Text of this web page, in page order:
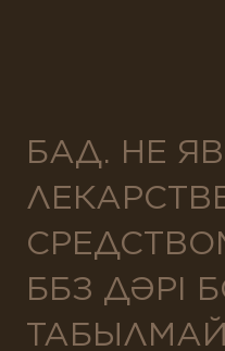
БАД. НЕ
ББЗ ДӘРІ